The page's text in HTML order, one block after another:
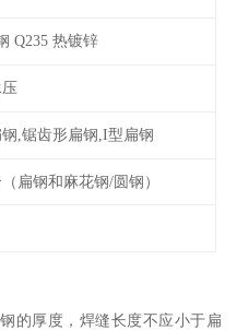
Q235 热镀锌
,锯齿形扁钢,I型扁钢
扁钢和麻花钢/圆钢）
的厚度，焊缝长度不应小于扁